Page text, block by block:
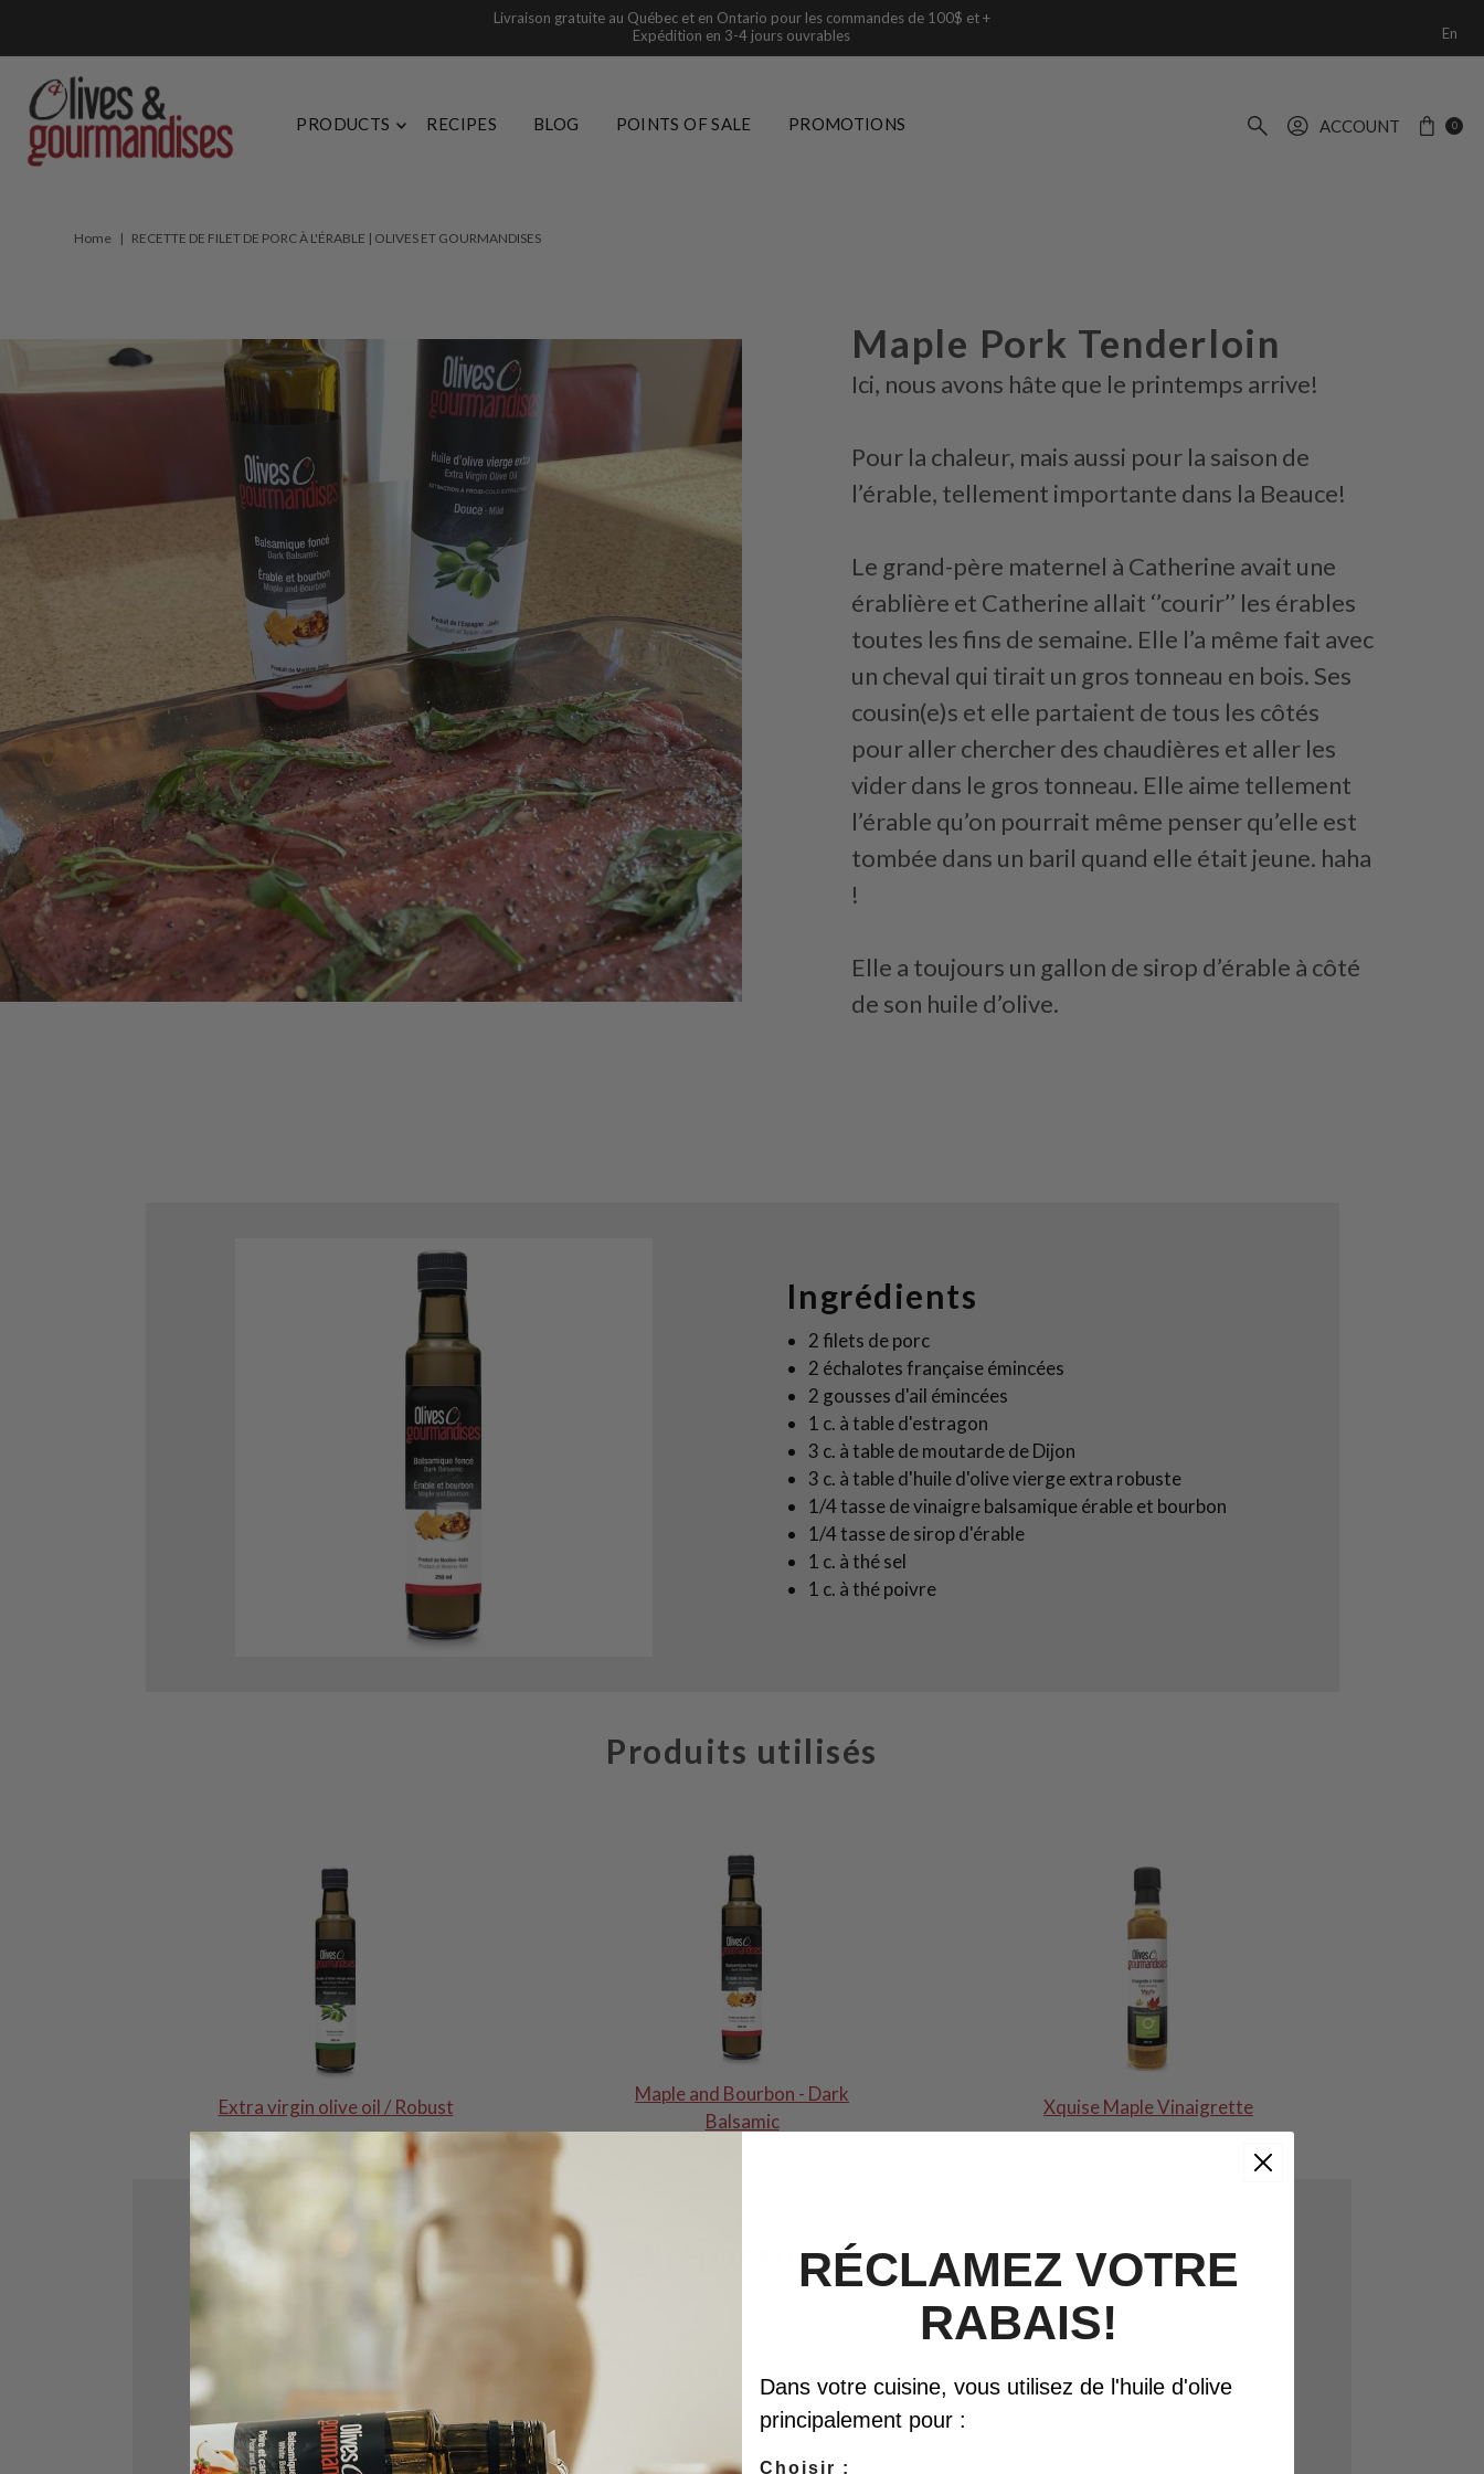
Livraison gratuite au Québec et en Ontario pour les commandes de 100$ et +
Expédition en 3-4 jours ouvrables
En
PRODUCTS RECIPES BLOG POINTS OF SALE PROMOTIONS ACCOUNT 0
Home | RECETTE DE FILET DE PORC À L'ÉRABLE | OLIVES ET GOURMANDISES
Maple Pork Tenderloin
Ici, nous avons hâte que le printemps arrive!
Pour la chaleur, mais aussi pour la saison de
l’érable, tellement importante dans la Beauce!
Le grand-père maternel à Catherine avait une
érablière et Catherine allait ‘’courir’’ les érables
toutes les fins de semaine. Elle l’a même fait avec
un cheval qui tirait un gros tonneau en bois. Ses
cousin(e)s et elle partaient de tous les côtés
pour aller chercher des chaudières et aller les
vider dans le gros tonneau. Elle aime tellement
l’érable qu’on pourrait même penser qu’elle est
tombée dans un baril quand elle était jeune. haha
!
Elle a toujours un gallon de sirop d’érable à côté
de son huile d’olive.
Ingrédients
2 filets de porc
2 échalotes française émincées
2 gousses d'ail émincées
1 c. à table d'estragon
3 c. à table de moutarde de Dijon
3 c. à table d'huile d'olive vierge extra robuste
1/4 tasse de vinaigre balsamique érable et bourbon
1/4 tasse de sirop d'érable
1 c. à thé sel
1 c. à thé poivre
Produits utilisés
Extra virgin olive oil / Robust
Maple and Bourbon - Dark
Balsamic
Xquise Maple Vinaigrette
Préparation
1. Mélanger tous les ingrédients de la marinade, verser dans un sac Ziploc et y
ajouter les filets de porc.
3. Placer 3 c. à table d’huile d’olive dans une poêle qui ira au four, éponger les
filets avant de les faire saisir de tous les côtés.
RÉCLAMEZ VOTRE
RABAIS!
Dans votre cuisine, vous utilisez de l'huile d'olive
principalement pour :
Choisir :